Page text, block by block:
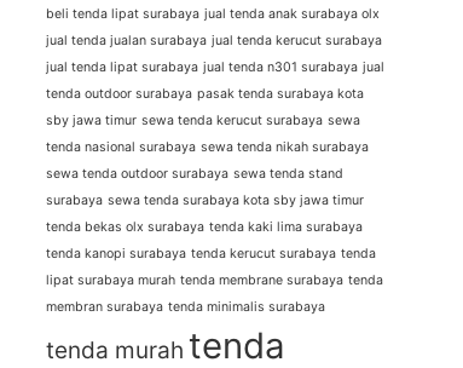
beli tenda lipat surabaya jual tenda anak surabaya olx
jual tenda jualan surabaya jual tenda kerucut surabaya
jual tenda lipat surabaya jual tenda n301 surabaya jual
tenda outdoor surabaya pasak tenda surabaya kota
sby jawa timur sewa tenda kerucut surabaya sewa
tenda nasional surabaya sewa tenda nikah surabaya
sewa tenda outdoor surabaya sewa tenda stand
surabaya sewa tenda surabaya kota sby jawa timur
tenda bekas olx surabaya tenda kaki lima surabaya
tenda kanopi surabaya tenda kerucut surabaya tenda
lipat surabaya murah tenda membrane surabaya tenda
membran surabaya tenda minimalis surabaya
tenda murah tenda